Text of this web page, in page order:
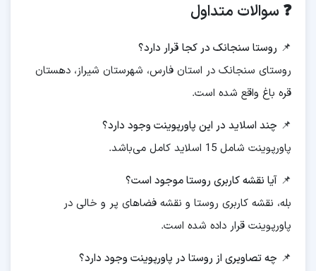
❓ سوالات متداول
📌 روستا سنجانک در کجا قرار دارد؟
روستای سنجانک در استان فارس، شهرستان شیراز، دهستان
قره باغ واقع شده است.
📌 چند اسلاید در این پاورپوینت وجود دارد؟
پاورپوینت شامل 15 اسلاید کامل می‌باشد.
📌 آیا نقشه کاربری روستا موجود است؟
بله، نقشه کاربری روستا و نقشه فضاهای پر و خالی در
پاورپوینت قرار داده شده است.
📌 چه تصاویری از روستا در پاورپوینت وجود دارد؟